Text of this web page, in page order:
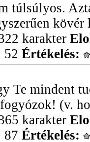
túlsúlyos.
kövér
karakter
52 Értékelés:
Te mindent
(v.
karakter
87 Értékelés: